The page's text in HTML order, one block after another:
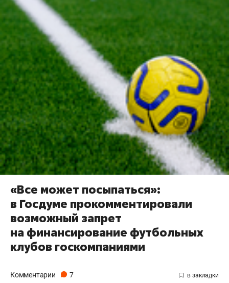
«Все может посыпаться»:
в Госдуме прокомментировали
возможный запрет
на финансирование футбольных
клубов госкомпаниями
Комментарии 7